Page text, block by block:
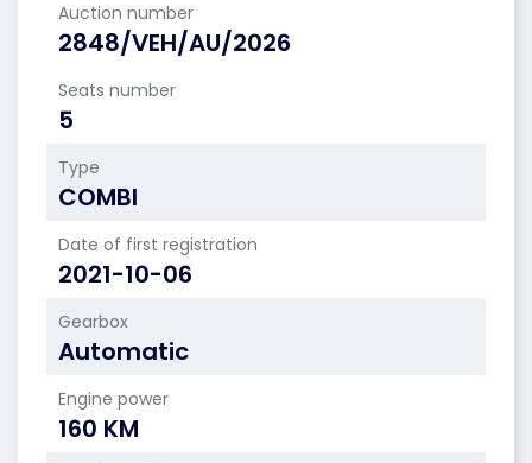
Auction number
2848/VEH/AU/2026
Seats number
5
Type
COMBI
Date of first registration
2021-10-06
Gearbox
Automatic
Engine power
160 KM